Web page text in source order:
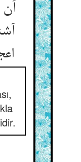
آن
اعجمی با دست و پا